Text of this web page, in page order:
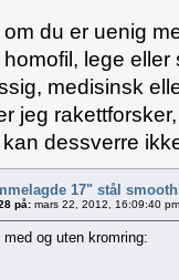
du er uenig
lege
medisinsk
jeg
dessverre
17" stål
på: mars 22, 2012, 16:09:40
og uten kromring: